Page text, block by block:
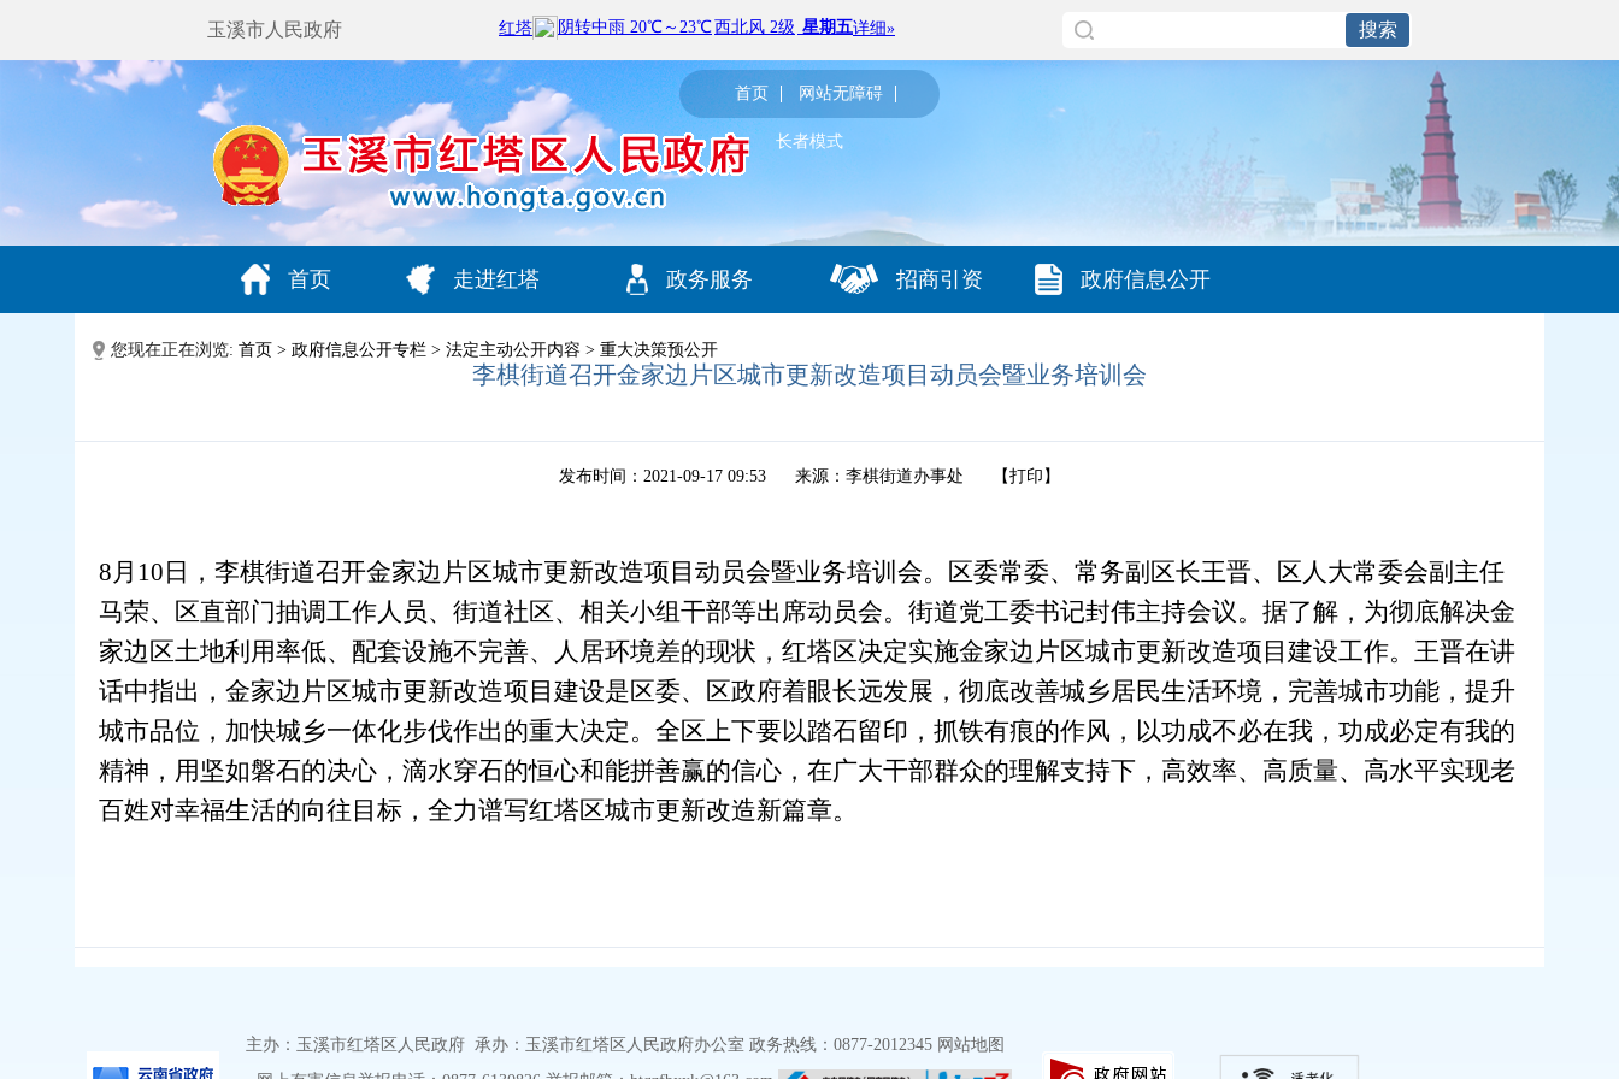
玉溪市人民政府
首页 网站无障碍
长者模式
首页 走进红塔 政务服务 招商引资 政府信息公开
您现在正在浏览: 首页 > 政府信息公开专栏 > 法定主动公开内容 > 重大决策预公开
李棋街道召开金家边片区城市更新改造项目动员会暨业务培训会
发布时间：2021-09-17 09:53 来源：李棋街道办事处 【打印 】
8月10日，李棋街道召开金家边片区城市更新改造项目动员会暨业务培训会。区委常委、常务副区长王晋、区人大常委会副主任
马荣、区直部门抽调工作人员、街道社区、相关小组干部等出席动员会。街道党工委书记封伟主持会议。据了解，为彻底解决金
家边区土地利用率低、配套设施不完善、人居环境差的现状，红塔区决定实施金家边片区城市更新改造项目建设工作。王晋在讲
话中指出，金家边片区城市更新改造项目建设是区委、区政府着眼长远发展，彻底改善城乡居民生活环境，完善城市功能，提升
城市品位，加快城乡一体化步伐作出的重大决定。全区上下要以踏石留印，抓铁有痕的作风，以功成不必在我，功成必定有我的
精神，用坚如磐石的决心，滴水穿石的恒心和能拼善赢的信心，在广大干部群众的理解支持下，高效率、高质量、高水平实现老
百姓对幸福生活的向往目标 ， 全力谱写红塔区城市更新改造新篇章。
主办：玉溪市红塔区人民政府 承办：玉溪市红塔区人民政府办公室 政务热线：0877-2012345 网站地图